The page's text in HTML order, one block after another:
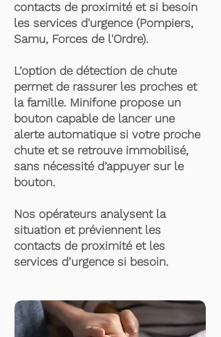
contacts de proximité et si besoin
les services d'urgence (Pompiers,
Samu, Forces de l'Ordre).
L’option de détection de chute
permet de rassurer les proches et
la famille. Minifone propose un
bouton capable de lancer une
alerte automatique si votre proche
chute et se retrouve immobilisé,
sans nécessité d’appuyer sur le
bouton.
Nos opérateurs analysent la
situation et préviennent les
contacts de proximité et les
services d’urgence si besoin.